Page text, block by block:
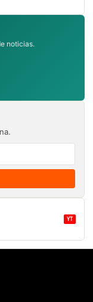
noticias.
YT